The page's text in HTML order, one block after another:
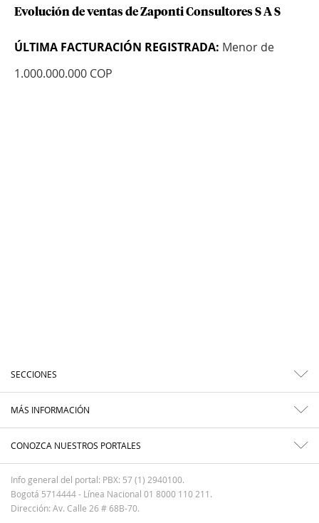
Evolución de ventas de Zaponti Consultores S A S
ÚLTIMA FACTURACIÓN REGISTRADA: Menor de
1.000.000.000 COP
SECCIONES
MÁS INFORMACIÓN
CONOZCA NUESTROS PORTALES
Info general del portal: PBX: 57 (1) 2940100.
Bogotá 5714444 - Línea Nacional 01 8000 110 211.
Dirección: Av. Calle 26 # 68B-70.